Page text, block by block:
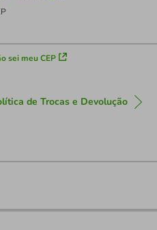
sei meu CEP
de Trocas e Devolução